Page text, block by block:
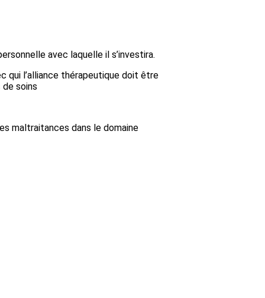
avec laquelle il s’investira.
qui l’alliance thérapeutique doit être
soins
maltraitances dans le domaine